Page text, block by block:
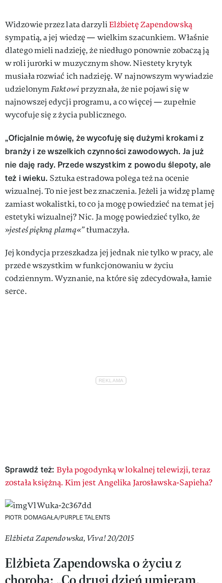
Widzowie przez lata darzyliElżbietę Zapendowską
sympatią, a jej wiedzę — wielkim szacunkiem. Właśnie
dlatego mieli nadzieję, że niedługo ponownie zobaczą ją
w roli jurorki w muzycznym show. Niestety krytyk
musiała rozwiać ich nadzieję. W najnowszym wywiadzie
udzielonymFaktowiprzyznała, że nie pojawi się w
najnowszej edycji programu, a co więcej — zupełnie
wycofuje się z życia publicznego.
„Oficjalnie mówię, że wycofuję się dużymi krokami z
branży i ze wszelkich czynności zawodowych. Ja już
nie daję rady. Przede wszystkim z powodu ślepoty, ale
też i wieku. Sztuka estradowa polega też na ocenie
wizualnej. To nie jest bez znaczenia. Jeżeli ja widzę plamę
zamiast wokalistki, to co ja mogę powiedzieć na temat jej
estetyki wizualnej? Nic. Ja mogę powiedzieć tylko, że
»jesteś piękną plamą«”tłumaczyła.
Jej kondycja przeszkadza jej jednak nie tylko w pracy, ale
przede wszystkim w funkcjonowaniu w życiu
codziennym. Wyznanie, na które się zdecydowała, łamie
serce.
Sprawdź też: Była pogodynką w lokalnej telewizji, teraz
została księżną. Kim jest Angelika Jarosławska-Sapieha?
PIOTR DOMAGAŁA/PURPLE TALENTS
Elżbieta Zapendowska, Viva! 20/2015
Elżbieta Zapendowska o życiu z